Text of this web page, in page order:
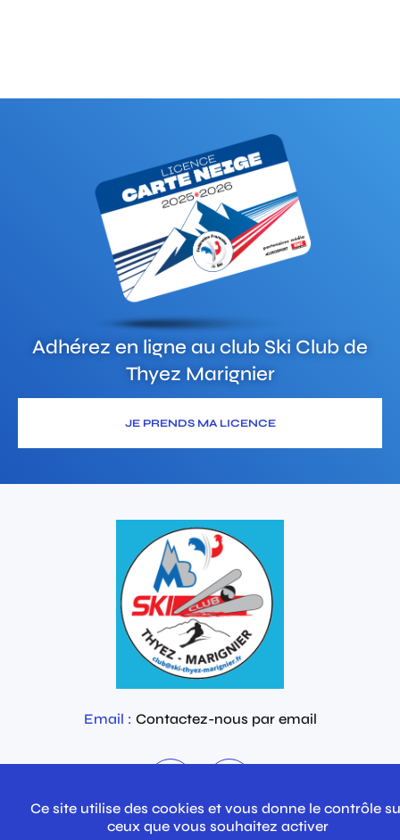
Adhérez en ligne au clubSki Club de
Thyez Marignier
JE PRENDS MA LICENCE
Email : Contactez-nous par email
Ce site utilise des cookies et vous donne le contrôle
ceux que vous souhaitez activer